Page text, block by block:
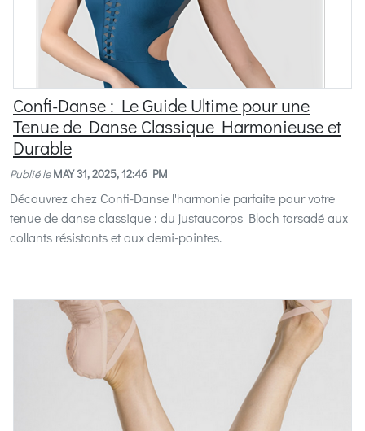
Confi-Danse : Le Guide Ultime pour une
Tenue de Danse Classique Harmonieuse et
Durable
Publié le MAY 31, 2025, 12:46 PM
Découvrez chez Confi-Danse l'harmonie parfaite pour votre
tenue de danse classique : du justaucorps Bloch torsadé aux
collants résistants et aux demi-pointes.